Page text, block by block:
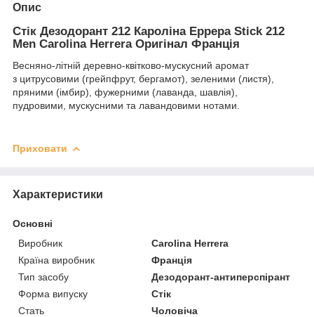
Опис
Стік Дезодорант 212 Кароліна Еррера Stick 212
Men Carolina Herrera Оригінал Франція
Весняно-літній деревно-квітково-мускусний аромат
з цитрусовими (грейпфрут, бергамот), зеленими (листя),
пряними (імбир), фужерними (лаванда, шавлія),
пудровими, мускусними та лавандовими нотами.
Приховати
Характеристики
Основні
Виробник
Carolina Herrera
Країна виробник
Франція
Тип засобу
Дезодорант-антиперспірант
Форма випуску
Стік
Стать
Чоловіча